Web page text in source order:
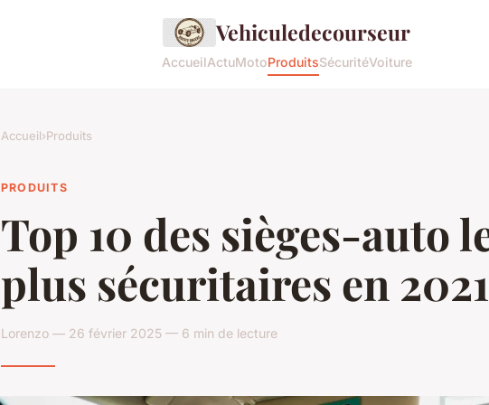
Vehiculedecourseur
AccueilActuMotoProduitsSécuritéVoiture
Accueil›Produits
PRODUITS
Top 10 des sièges-auto
plus sécuritaires en 2021
Lorenzo — 26 février 2025 — 6 min de lecture